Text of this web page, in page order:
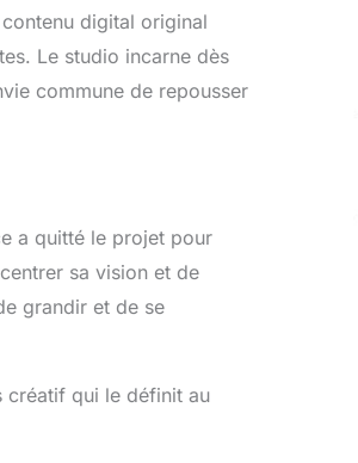
digital original
Le studio incarne dès
commune de repousser
a quitté le projet pour
sa vision et de
grandir et de se
créatif qui le définit au